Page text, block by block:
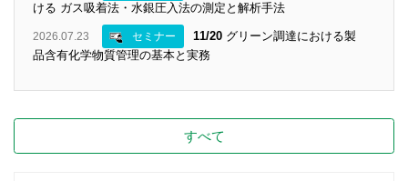
ける ガス吸着法・水銀圧入法の測定と解析手法
2026.07.23 セミナー 11/20グリーン調達における製
品含有化学物質管理の基本と実務
すべて